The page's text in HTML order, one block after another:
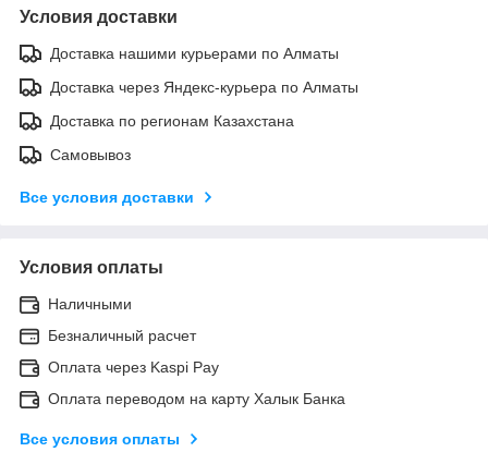
Условия доставки
Доставка нашими курьерами по Алматы
Доставка через Яндекс-курьера по Алматы
Доставка по регионам Казахстана
Самовывоз
Все условия доставки
Условия оплаты
Наличными
Безналичный расчет
Оплата через Kaspi Pay
Оплата переводом на карту Халык Банка
Все условия оплаты